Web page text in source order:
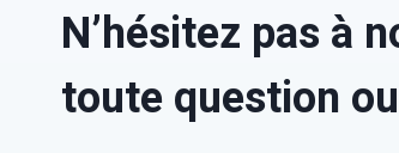
N’hésitez pas à
toute question